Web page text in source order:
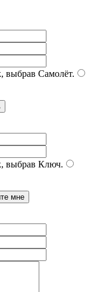
выбрав Самолёт.
выбрав Ключ.